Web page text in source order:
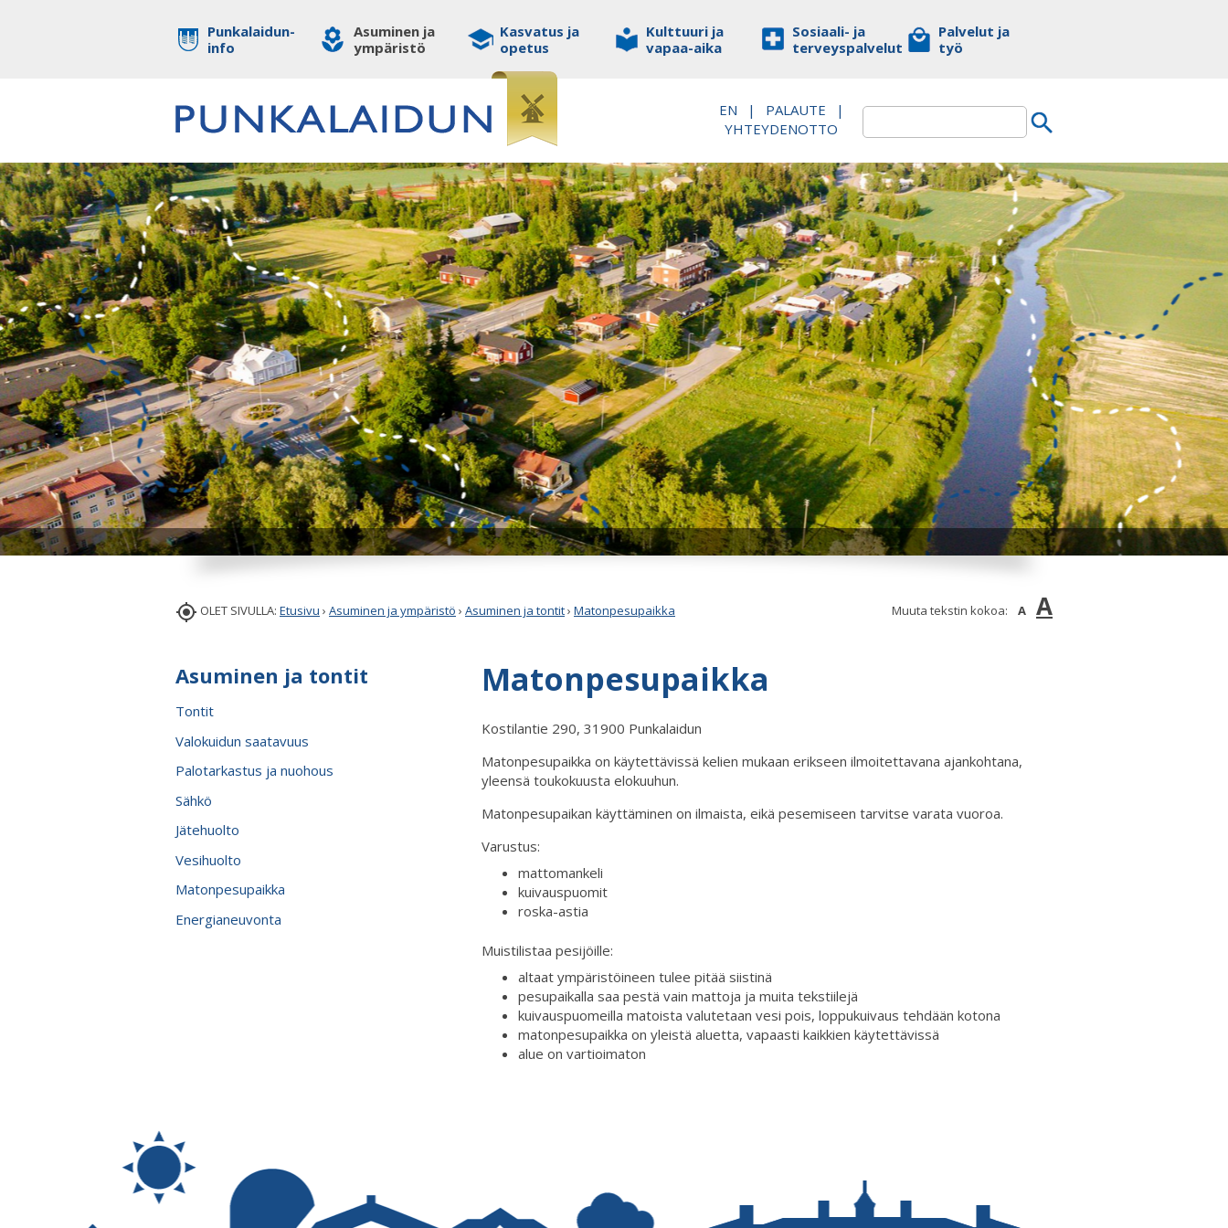
Punkalaidun-
info
Asuminen ja
ympäristö
Kasvatus ja
opetus
Kulttuuri ja
vapaa-aika
Sosiaali- ja
terveyspalvelut
Palvelut ja
työ
EN | PALAUTE
|
YHTEYDENOTTO
 OLET SIVULLA: Etusivu › Asuminen ja ympäristö › Asuminen ja tontit› Matonpesupaikka Muuta tekstin kokoa: A A
Asuminen ja tontit
Tontit
Valokuidun saatavuus
Palotarkastus ja nuohous
Sähkö
Jätehuolto
Vesihuolto
Matonpesupaikka
Energianeuvonta
Matonpesupaikka
Kostilantie 290, 31900 Punkalaidun
Matonpesupaikka on käytettävissä kelien mukaan erikseen ilmoitettavana ajankohtana,
yleensä toukokuusta elokuuhun.
Matonpesupaikan käyttäminen on ilmaista, eikä pesemiseen tarvitse varata vuoroa.
Varustus:
mattomankeli
kuivauspuomit
roska-astia
Muistilistaa pesijöille:
altaat ympäristöineen tulee pitää siistinä
pesupaikalla saa pestä vain mattoja ja muita tekstiilejä
kuivauspuomeilla matoista valutetaan vesi pois, loppukuivaus tehdään kotona
matonpesupaikka on yleistä aluetta, vapaasti kaikkien käytettävissä
alue on vartioimaton